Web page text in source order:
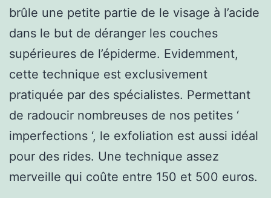
brûle une petite partie de le visage à l’acide
dans le but de déranger les couches
supérieures de l’épiderme. Evidemment,
cette technique est exclusivement
pratiquée par des spécialistes. Permettant
de radoucir nombreuses de nos petites ‘
imperfections ‘, le exfoliation est aussi idéal
pour des rides. Une technique assez
merveille qui coûte entre 150 et 500 euros.